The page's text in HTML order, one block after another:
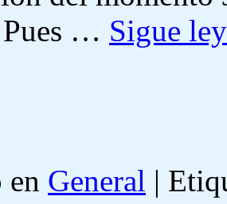
… Sigue
en General |